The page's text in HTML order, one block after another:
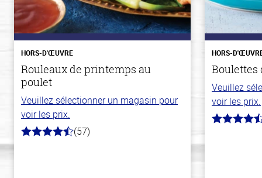
HORS-D'ŒUVRE
Rouleaux de printemps au
poulet
Veuillez sélectionner un magasin pour
voir les prix.
4.4
(57)
HORS-
Boulettes
Veuillez
voir les prix.
4.6